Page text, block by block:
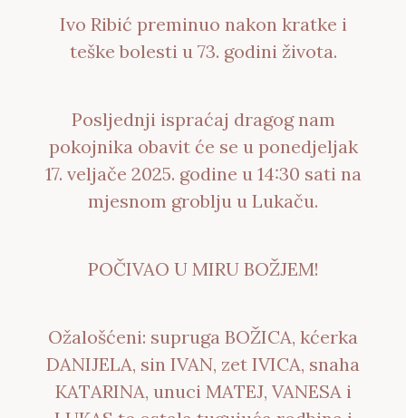
Ivo Ribić preminuo nakon kratke i
teške bolesti u 73. godini života.
Posljednji ispraćaj dragog nam
pokojnika obavit će se u ponedjeljak
17. veljače 2025. godine u 14:30 sati na
mjesnom groblju u Lukaču.
POČIVAO U MIRU BOŽJEM!
Ožalošćeni: supruga BOŽICA, kćerka
DANIJELA, sin IVAN, zet IVICA, snaha
KATARINA, unuci MATEJ, VANESA i